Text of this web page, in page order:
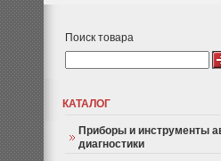
Поиск товара
КАТАЛОГ
Приборы и инструменты
диагностики